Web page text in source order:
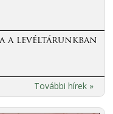
a levéltárunkban
További hírek »